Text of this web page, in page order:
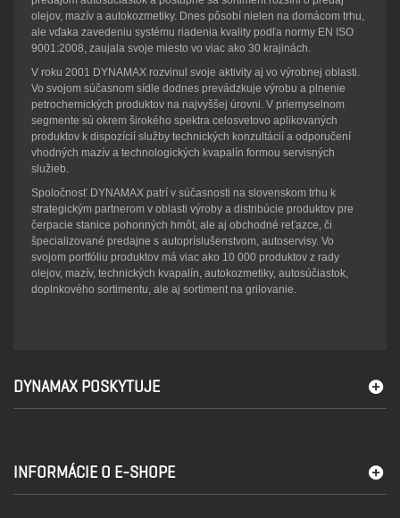
olejov, mazív a autokozmetiky. Dnes pôsobí nielen na domácom trhu,
ale vďaka zavedeniu systému riadenia kvality podľa normy EN ISO
9001:2008, zaujala svoje miesto vo viac ako 30 krajinách.
V roku 2001 DYNAMAX rozvinul svoje aktivity aj vo výrobnej oblasti.
Vo svojom súčasnom sídle dodnes prevádzkuje výrobu a plnenie
petrochemických produktov na najvyššej úrovni. V priemyselnom
segmente sú okrem širokého spektra celosvetovo aplikovaných
produktov k dispozícií služby technických konzultácií a odporučení
vhodných mazív a technologických kvapalín formou servisných
služieb.
Spoločnosť DYNAMAX patrí v súčasnosti na slovenskom trhu k
strategickým partnerom v oblasti výroby a distribúcie produktov pre
čerpacie stanice pohonných hmôt, ale aj obchodné reťazce, či
špecializované predajne s autopríslušenstvom, autoservisy. Vo
svojom portfóliu produktov má viac ako 10 000 produktov z rady
olejov, mazív, technických kvapalín, autokozmetiky, autosúčiastok,
doplnkového sortimentu, ale aj sortiment na grilovanie.
DYNAMAX POSKYTUJE
INFORMÁCIE O E-SHOPE